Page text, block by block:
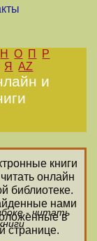
Н О П
Р
Я AZ
и
книги
онлайн
библиотеке.
нами
в
странице.
- читать